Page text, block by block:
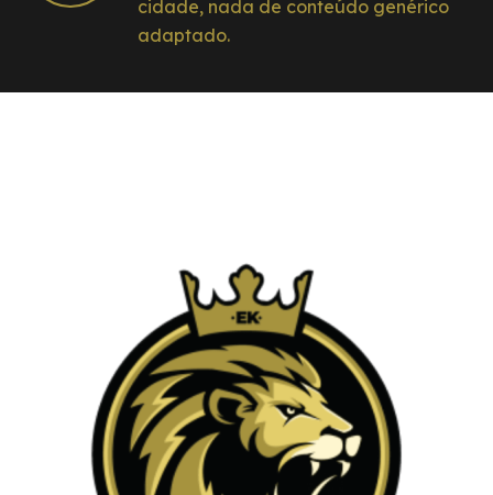
cidade, nada de conteúdo genérico
adaptado.